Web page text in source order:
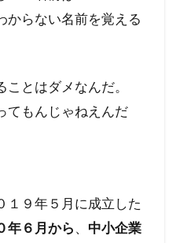
からない名前を覚える
とはダメなんだ。
てもんじゃねえんだ
１９年５月に成立した
年６月から、 中小企業
リンカーン大統領
仏教
売買
人権擁護法